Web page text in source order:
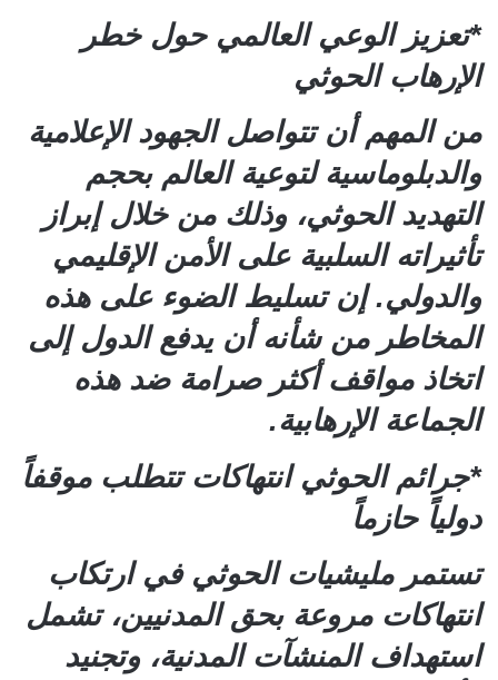
*تعزيز الوعي العالمي حول خطر
الإرهاب الحوثي
من المهم أن تتواصل الجهود الإعلامية
والدبلوماسية لتوعية العالم بحجم
التهديد الحوثي، وذلك من خلال إبراز
تأثيراته السلبية على الأمن الإقليمي
والدولي. إن تسليط الضوء على هذه
المخاطر من شأنه أن يدفع الدول إلى
اتخاذ مواقف أكثر صرامة ضد هذه
الجماعة الإرهابية.
*جرائم الحوثي انتهاكات تتطلب موقفاً
دولياً حازماً
تستمر مليشيات الحوثي في ارتكاب
انتهاكات مروعة بحق المدنيين، تشمل
استهداف المنشآت المدنية، وتجنيد